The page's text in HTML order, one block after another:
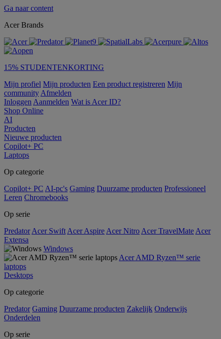
Ga naar content
Acer Brands
15% STUDENTENKORTING
Mijn profiel Mijn producten Een product registreren Mijn
community Afmelden
Inloggen Aanmelden Wat is Acer ID?
Shop Online
AI
Producten
Nieuwe producten
Copilot+ PC
Laptops
Op categorie
Copilot+ PC AI-pc's Gaming Duurzame producten Professioneel
Leren Chromebooks
Op serie
Predator Acer Swift Acer Aspire Acer Nitro Acer TravelMate Acer
Extensa
Windows
Acer AMD Ryzen™ serie
laptops
Desktops
Op categorie
Predator Gaming Duurzame producten Zakelijk Onderwijs
Onderdelen
Op serie